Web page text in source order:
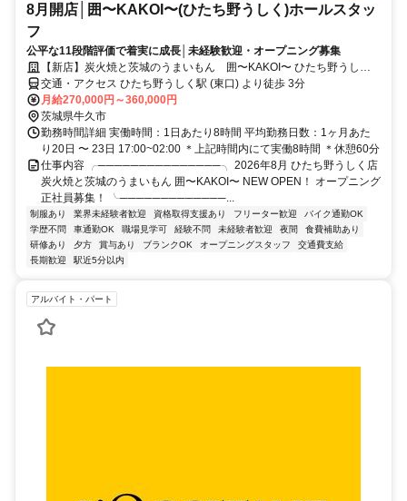
8月開店│囲〜KAKOI〜(ひたち野うしく)ホールスタッ
フ
公平な11段階評価で着実に成長│未経験歓迎・オープニング募集
【新店】炭火焼と茨城のうまいもん 囲〜KAKOI〜 ひたち野うしく
店│フードブランディング株式会社
交通・アクセス ひたち野うしく駅 (東口) より徒歩 3分
月給270,000円～360,000円
茨城県牛久市
勤務時間詳細 実働時間：1日あたり8時間 平均勤務日数：1ヶ月あた
り20日 〜 23日 17:00~02:00 ＊上記時間内にて実働8時間 ＊休憩60分
仕事内容 ╭───────────────╮ 2026年8月 ひたち野うしく店
炭火焼と茨城のうまいもん 囲〜KAKOI〜 NEW OPEN！ オープニング
正社員募集！ ╰─────────────...
制服あり 業界未経験者歓迎 資格取得支援あり フリーター歓迎
バイク通勤OK
学歴不問
車通勤OK 職場見学可 経験不問 未経験者歓迎 夜間
食費補助あり
研修あり
夕方 賞与あり ブランクOK オープニングスタッフ
交通費支給
長期歓迎
駅近5分以内
アルバイト・パート